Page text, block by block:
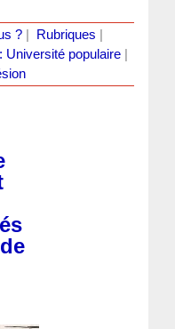
?| Rubriques
Université populaire